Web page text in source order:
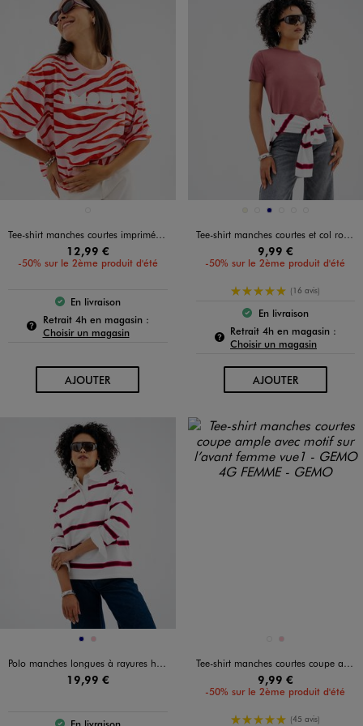
Tee-shirt manches courtes imprimé coupe oversize femme
12,99 €
-50% sur le 2ème produit d'été
Le produit est disponible :
En livraison
Retrait 4h en magasin :Pour connaître la disponibilité de ce produit :
Choisir un magasin
AJOUTERAU PANIER
Disponible en 6 coloris
KAKI STANDARD
MARINE
Tee-shirt manches courtes et col rond en coton résistant femme
9,99 €
-50% sur le 2ème produit d'été
5/5 de moyenne
(16 avis)
Le produit est
En livraison
Retrait 4h en magasin :
Choisir un magasin
AJOUTERAU PANIER
Disponible en 2 coloris
MARINEROSE
Polo manches longues à rayures homme
19,99 €
Disponible en 2 coloris
BLANC STANDARD
ROSE
Tee-shirt manches courtes coupe ample avec motif sur l’avant femme
9,99 €
-50% sur le 2ème produit d'été
5/5 de moyenne
(45 avis)